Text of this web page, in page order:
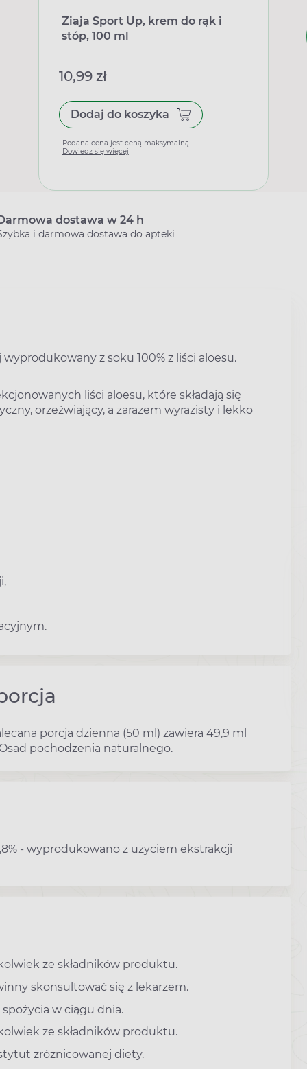
Ziaja Sport Up, krem do rąk i
stóp, 100 ml
10,99 zł
Dodaj do koszyka
Podana cena jest ceną maksymalną
Dowiedz się więcej
dostawa w 24 h
i darmowa dostawa do apteki
z soku 100% z liści aloesu.
liści aloesu, które składają się
orzeźwiający, a zarazem wyrazisty i lekko
porcja dzienna (50 ml) zawiera 49,9 ml
pochodzenia naturalnego.
- wyprodukowano z użyciem ekstrakcji
ze składników produktu.
skonsultować się z lekarzem.
w ciągu dnia.
ze składników produktu.
zróżnicowanej diety.